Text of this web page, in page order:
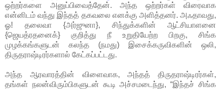
ஒற்றர்களை அனுப்பிவைத்தேன். அந்த ஒற்றர்கள் விரைவாக
என்னிடம் வந்து இந்தத் தகவலை எனக்கு அளித்தனர். அஃதாவது,
ஓ! தலைவா {அர்ஜுனா}, சிந்துக்களின் ஆட்சியாளனை
{ஜெயத்ரதனைக்} குறித்து நீ உறுதியேற்ற பிறகு, சிங்க
முழக்கங்களுடன் கலந்த (நமது) இசைக்கருவிகளின் ஒலி,
திருதராஷ்டிரர்களால் கேட்கப்பட்டது.
அந்த ஆரவாரத்தின் விளைவாக, அந்தத் திருதராஷ்டிரர்கள்,
தங்கள் நலன்விரும்பிகளுடன் கூடி அச்சமடைந்து, “இந்தச் சிங்க